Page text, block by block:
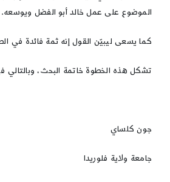
الموضوع على عمل خالد أبو الفضل
كما يسعى ليبيّن القول إنه ثمة فائدة في
تشكل هذه الخطوة خاتمة البحث،
جون كلساي
جامعة ولاية فلوريدا